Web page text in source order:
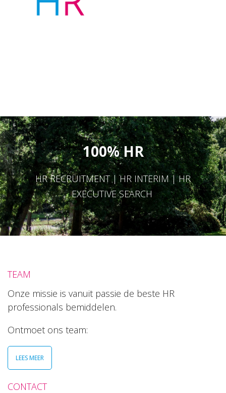
100% HR
HR RECRUITMENT | HR INTERIM | HR
EXECUTIVE SEARCH
TEAM
Onze missie is vanuit passie de beste HR
professionals bemiddelen.
Ontmoet ons team:
LEES MEER
CONTACT